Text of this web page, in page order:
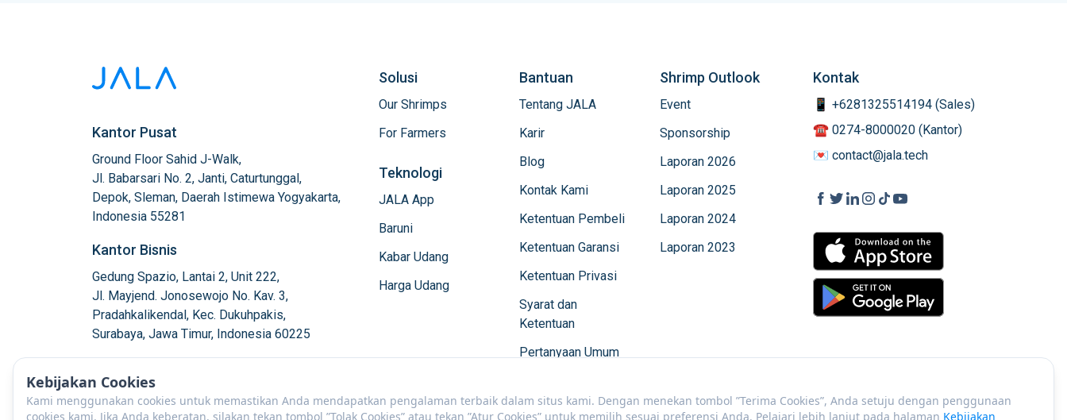
Kebijakan Cookies
Kami menggunakan cookies untuk memastikan Anda mendapatkan pengalaman terbaik dalam situs kami. Dengan menekan tombol ”Terima Cookies”, Anda setuju dengan penggunaan
cookies kami. Jika Anda keberatan, silakan tekan tombol ”Tolak Cookies” atau tekan ”Atur Cookies” untuk memilih sesuai preferensi Anda. Pelajari lebih lanjut pada halaman Kebijakan
Kantor Pusat
Ground Floor Sahid J-Walk,
Jl. Babarsari No. 2, Janti, Caturtunggal,
Depok, Sleman, Daerah Istimewa Yogyakarta,
Indonesia 55281
Kantor Bisnis
Gedung Spazio, Lantai 2, Unit 222,
Jl. Mayjend. Jonosewojo No. Kav. 3,
Pradahkalikendal, Kec. Dukuhpakis,
Surabaya, Jawa Timur, Indonesia 60225
Solusi
Our Shrimps
For Farmers
Teknologi
JALA App
Baruni
Kabar Udang
Harga Udang
Bantuan
Tentang JALA
Karir
Blog
Kontak Kami
Ketentuan Pembeli
Ketentuan Garansi
Ketentuan Privasi
Syarat dan
Ketentuan
Pertanyaan Umum
Shrimp Outlook
Event
Sponsorship
Laporan 2026
Laporan 2025
Laporan 2024
Laporan 2023
Kontak
📱 +6281325514194 (Sales)
☎️ 0274-8000020 (Kantor)
💌 contact@jala.tech